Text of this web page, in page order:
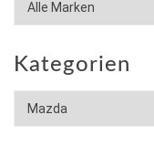
Kategorien